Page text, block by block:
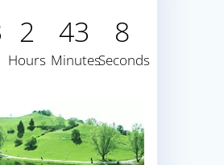
2
Hours
43
Minutes
6
Seconds